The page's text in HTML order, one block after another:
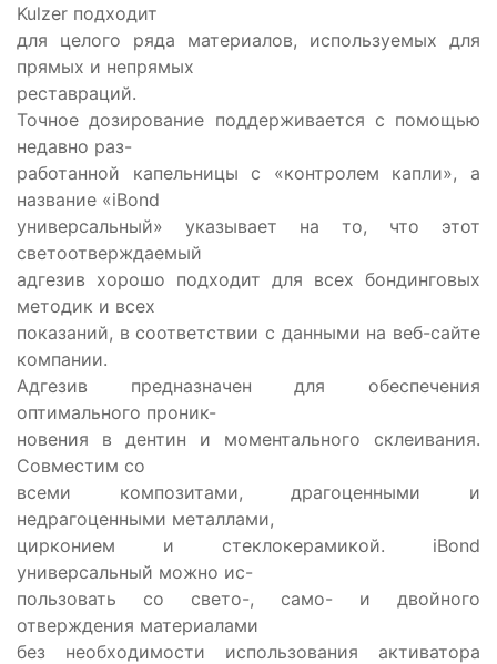
Kulzer подходит
для целого ряда материалов, используемых для
прямых и непрямых
реставраций.
Точное дозирование поддерживается с помощью
недавно раз-
работанной капельницы с «контролем капли», а
название «iBond
универсальный» указывает на то, что этот
светоотверждаемый
адгезив хорошо подходит для всех бондинговых
методик и всех
показаний, в соответствии с данными на веб-сайте
компании.
Адгезив предназначен для обеспечения
оптимального проник-
новения в дентин и моментального склеивания.
Совместим со
всеми композитами, драгоценными и
недрагоценными металлами,
цирконием и стеклокерамикой. iBond
универсальный можно ис-
пользовать со свето-, само- и двойного
отверждения материалами
без необходимости использования активатора